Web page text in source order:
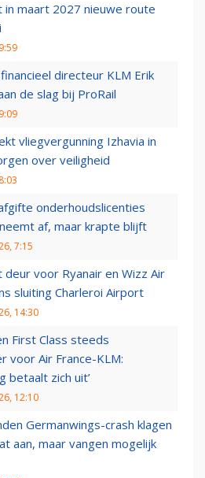
in maart 2027 nieuwe route
directeur KLM Erik
de slag bij ProRail
vliegvergunning Izhavia in
over veiligheid
onderhoudslicenties
af, maar krapte blijft
7:15
deur voor Ryanair en Wizz Air
sluiting Charleroi Airport
14:30
First Class steeds
voor Air France-KLM:
betaalt zich uit’
12:10
Germanwings-crash klagen
aan, maar vangen mogelijk